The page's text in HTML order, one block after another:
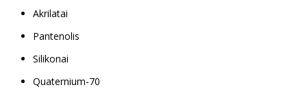
Akrilatai
Pantenolis
Silikonai
Quaternium-70